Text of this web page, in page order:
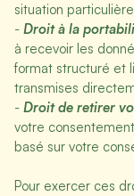
situation
- Droit à la
à recevoir les
format structuré et
transmises
- Droit de retirer
votre
basé sur votre
Pour exercer ces